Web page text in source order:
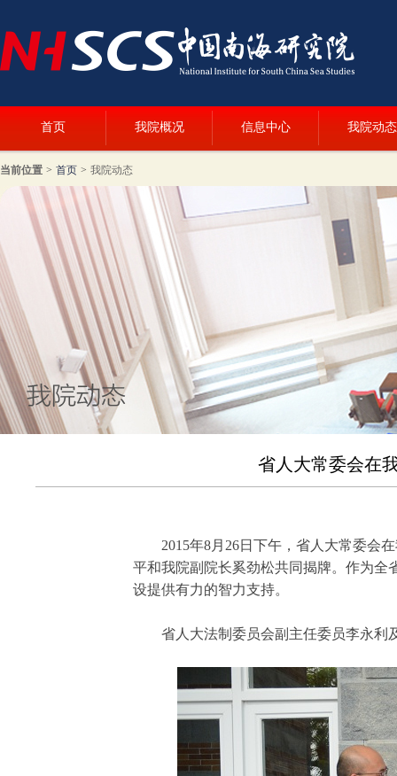
首页 我院概况 信息中心 我院动态
当前位置 > 首页 > 我院动态
省人大常委会在
2015年8月26日下午，省人大常委会
平和我院副院长奚劲松共同揭牌。作为全
设提供有力的智力支持。
省人大法制委员会副主任委员李永利